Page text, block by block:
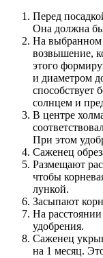
Перед
Она должна
На выбранном
возвышение,
этого
и диаметром
способствует
солнцем и
В центре
При этом
Саженец
Размещают
чтобы
лункой.
Засыпают
На
удобрения.
Саженец
на 1 месяц.